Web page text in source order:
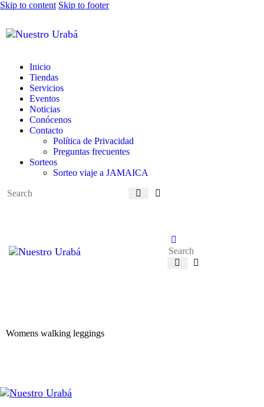
Skip to content Skip to footer
Inicio
Tiendas
Servicios
Eventos
Noticias
Conócenos
Contacto
Política de Privacidad
Preguntas frecuentes
Sorteos
Sorteo viaje a JAMAICA
Womens walking leggings